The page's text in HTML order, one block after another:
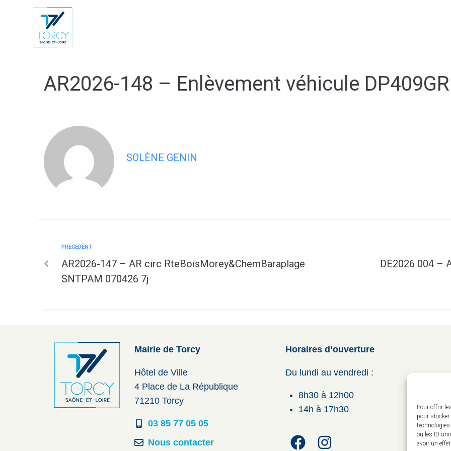
Pour offrir
pour
ou les ID
avoir un
AR2026-148 – Enlèvement véhicule DP409GR
SOLÈNE GENIN
PRÉCÉDENT
AR2026-147 – AR circ RteBoisMorey&ChemBaraplage
SNTPAM 070426 7j
DE2026 004 –
Mairie de Torcy
Hôtel de Ville
4 Place de La République
71210 Torcy
03 85 77 05 05
Nous contacter
Horaires d’ouverture
Du lundi au vendredi :
8h30 à 12h00
14h à 17h30